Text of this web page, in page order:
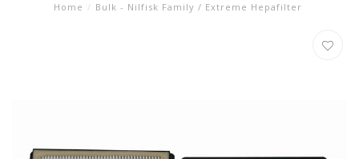
Home / Bulk - Nilfisk Family / Extreme Hepafilter